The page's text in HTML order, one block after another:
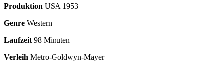
Produktion USA 1953
Genre Western
Laufzeit98 Minuten
Verleih Metro-Goldwyn-Mayer